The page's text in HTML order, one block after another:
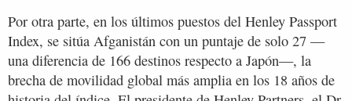
Por otra parte, en los últimos puestos del Henley Passport
Index, se sitúa Afganistán con un puntaje de solo 27 —
una diferencia de 166 destinos respecto a Japón—, la
brecha de movilidad global más amplia en los 18 años de